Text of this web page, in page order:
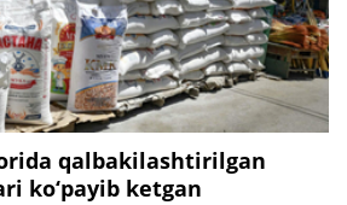
qalbakilashtirilgan
ko‘payib ketgan